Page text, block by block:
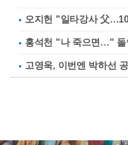
오지헌 "일타강사 父
홍석천 "나 죽으면…" 돌
고영욱, 이번엔 박하선